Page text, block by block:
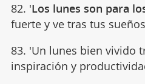
82. 'Los lunes son para
fuerte y ve tras tus
83. 'Un lunes bien vivido
inspiración y